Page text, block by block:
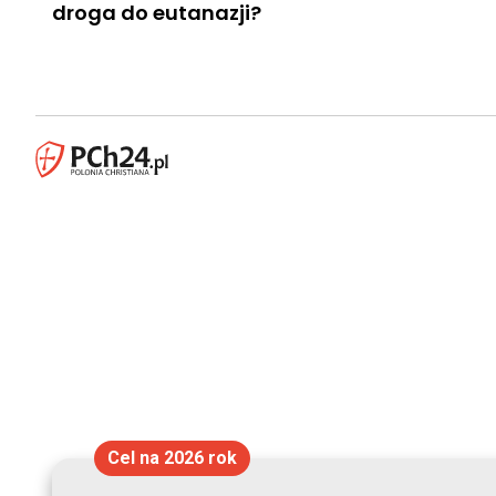
droga do eutanazji?
Cel na 2026 rok